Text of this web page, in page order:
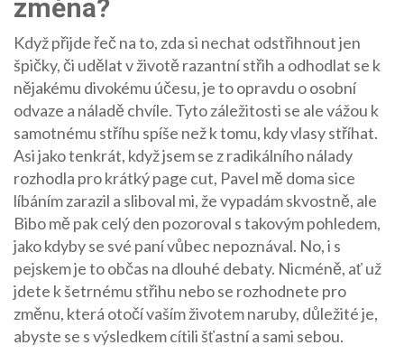
změna?
Když přijde řeč na to, zda si nechat odstřihnout jen
špičky, či udělat v životě razantní střih a odhodlat se k
nějakému divokému účesu, je to opravdu o osobní
odvaze a náladě chvíle. Tyto záležitosti se ale vážou k
samotnému stříhu spíše než k tomu, kdy vlasy stříhat.
Asi jako tenkrát, když jsem se z radikálního nálady
rozhodla pro krátký page cut, Pavel mě doma sice
líbáním zarazil a sliboval mi, že vypadám skvostně, ale
Bibo mě pak celý den pozoroval s takovým pohledem,
jako kdyby se své paní vůbec nepoznával. No, i s
pejskem je to občas na dlouhé debaty. Nicméně, ať už
jdete k šetrnému střihu nebo se rozhodnete pro
změnu, která otočí vaším životem naruby, důležité je,
abyste se s výsledkem cítili šťastní a sami sebou.